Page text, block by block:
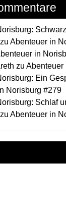
zu Abenteuer in
in
zu Abenteuer
Ein
Norisburg #279
Schlaf
zu Abenteuer in